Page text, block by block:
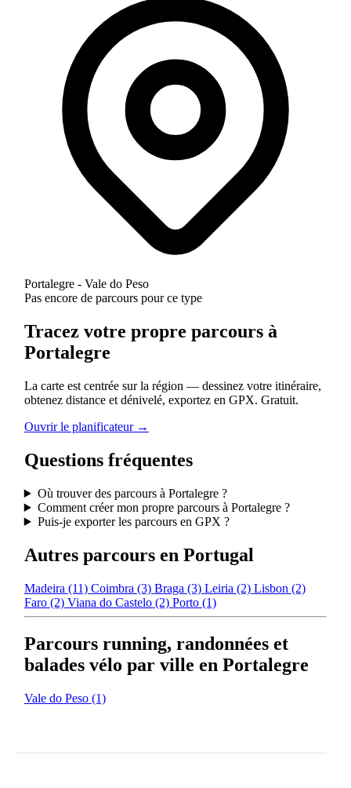
Portalegre - Vale do Peso
Pas encore de parcours pour ce type
Tracez votre propre parcours à
Portalegre
La carte est centrée sur la région — dessinez votre itinéraire,
obtenez distance et dénivelé, exportez en GPX. Gratuit.
Ouvrir le planificateur →
Questions fréquentes
Où trouver des parcours à Portalegre ?
Comment créer mon propre parcours à Portalegre ?
Puis-je exporter les parcours en GPX ?
Autres parcours en Portugal
Madeira (11) Coimbra (3) Braga (3) Leiria (2) Lisbon (2)
Faro (2) Viana do Castelo (2) Porto (1)
Parcours running, randonnées et
balades vélo par ville en Portalegre
Vale do Peso (1)